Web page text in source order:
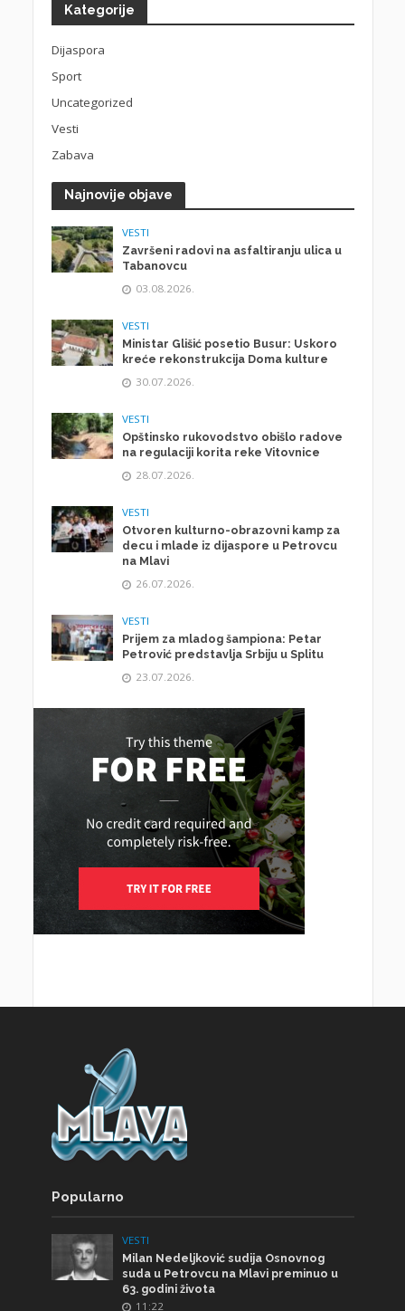
Kategorije
Dijaspora
Sport
Uncategorized
Vesti
Zabava
Najnovije objave
VESTI
Završeni radovi na asfaltiranju ulica u
Tabanovcu
03.08.2026.
VESTI
Ministar Glišić posetio Busur: Uskoro
kreće rekonstrukcija Doma kulture
30.07.2026.
VESTI
Opštinsko rukovodstvo obišlo radove
na regulaciji korita reke Vitovnice
28.07.2026.
VESTI
Otvoren kulturno-obrazovni kamp za
decu i mlade iz dijaspore u Petrovcu
na Mlavi
26.07.2026.
VESTI
Prijem za mladog šampiona: Petar
Petrović predstavlja Srbiju u Splitu
23.07.2026.
Popularno
VESTI
Milan Nedeljković sudija Osnovnog
suda u Petrovcu na Mlavi preminuo u
63. godini života
11:22